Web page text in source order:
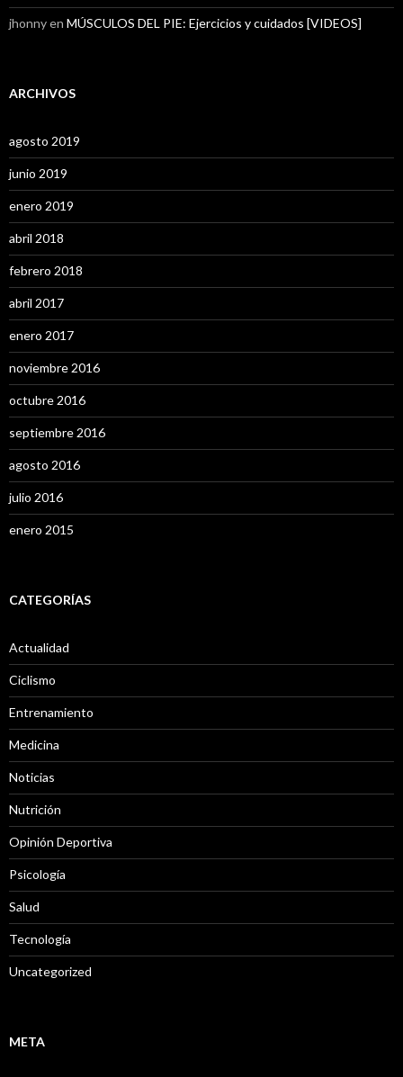
jhonnyen MÚSCULOS DEL PIE: Ejercicios y cuidados [VIDEOS]
ARCHIVOS
agosto 2019
junio 2019
enero 2019
abril 2018
febrero 2018
abril 2017
enero 2017
noviembre 2016
octubre 2016
septiembre 2016
agosto 2016
julio 2016
enero 2015
CATEGORÍAS
Actualidad
Ciclismo
Entrenamiento
Medicina
Noticias
Nutrición
Opinión Deportiva
Psicología
Salud
Tecnología
Uncategorized
META